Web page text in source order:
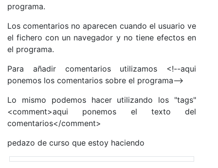
programa.
Los comentarios no aparecen cuando el usuario ve
el fichero con un navegador y no tiene efectos en
el programa.
Para añadir comentarios utilizamos <!--aqui
ponemos los comentarios sobre el programa-->
Lo mismo podemos hacer utilizando los "tags"
<comment>aqui ponemos el texto del
comentarios</comment>
pedazo de curso que estoy haciendo